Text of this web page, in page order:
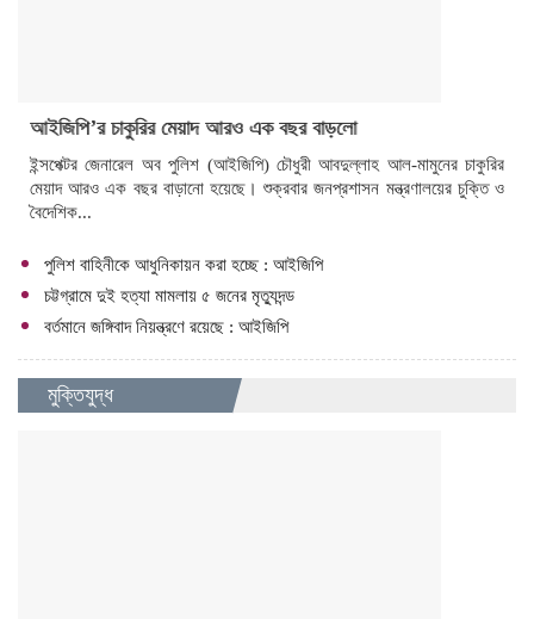
আইজিপি’র চাকুরির মেয়াদ আরও এক বছর বাড়লো
ইন্সপেক্টর জেনারেল অব পুলিশ (আইজিপি) চৌধুরী আবদুল্লাহ আল-মামুনের চাকুরির
মেয়াদ আরও এক বছর বাড়ানো হয়েছে। শুক্রবার জনপ্রশাসন মন্ত্রণালয়ের চুক্তি ও
বৈদেশিক...
পুলিশ বাহিনীকে আধুনিকায়ন করা হচ্ছে : আইজিপি
চট্টগ্রামে দুই হত্যা মামলায় ৫ জনের মৃত্যুদন্ড
বর্তমানে জঙ্গিবাদ নিয়ন্ত্রণে রয়েছে : আইজিপি
মুক্তিযুদ্ধ